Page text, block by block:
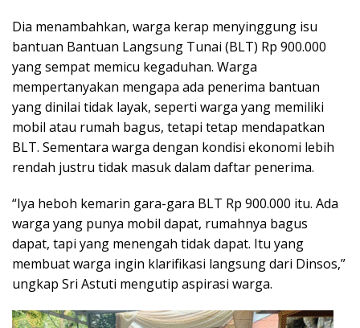
Dia menambahkan, warga kerap menyinggung isu
bantuan Bantuan Langsung Tunai (BLT) Rp 900.000
yang sempat memicu kegaduhan. Warga
mempertanyakan mengapa ada penerima bantuan
yang dinilai tidak layak, seperti warga yang memiliki
mobil atau rumah bagus, tetapi tetap mendapatkan
BLT. Sementara warga dengan kondisi ekonomi lebih
rendah justru tidak masuk dalam daftar penerima.
“Iya heboh kemarin gara-gara BLT Rp 900.000 itu. Ada
warga yang punya mobil dapat, rumahnya bagus
dapat, tapi yang menengah tidak dapat. Itu yang
membuat warga ingin klarifikasi langsung dari Dinsos,”
ungkap Sri Astuti mengutip aspirasi warga.